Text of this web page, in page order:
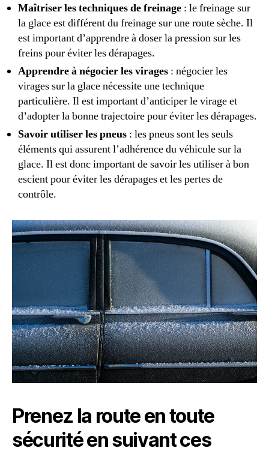
Maîtriser les techniques de freinage : le freinage sur
la glace est différent du freinage sur une route sèche. Il
est important d’apprendre à doser la pression sur les
freins pour éviter les dérapages.
Apprendre à négocier les virages : négocier les
virages sur la glace nécessite une technique
particulière. Il est important d’anticiper le virage et
d’adopter la bonne trajectoire pour éviter les dérapages.
Savoir utiliser les pneus : les pneus sont les seuls
éléments qui assurent l’adhérence du véhicule sur la
glace. Il est donc important de savoir les utiliser à bon
escient pour éviter les dérapages et les pertes de
contrôle.
Prenez la route en toute
sécurité en suivant ces